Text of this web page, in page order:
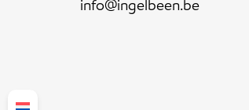
info@ingelbeen.be